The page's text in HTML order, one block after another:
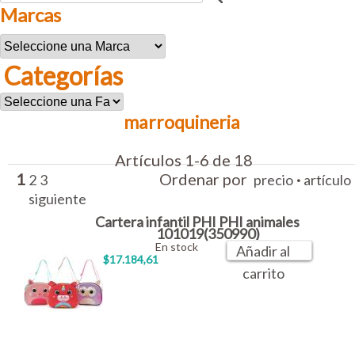
Marcas
Categorías
marroquineria
Artículos 1-6 de 18
1 2 3
siguiente
Ordenar por precio · artículo
Cartera infantil PHI PHI animales
101019(350990)
$17.184,61
En stock
Añadir al
carrito